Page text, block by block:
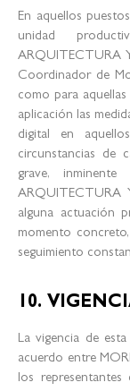
En aquellos
unidad
ARQUITECTURA
Coordinador de
como para
aplicación las
digital en
circunstancias de
grave,
ARQUITECTURA
alguna actuación
momento
seguimiento
10.
La vigencia de
acuerdo entre
los